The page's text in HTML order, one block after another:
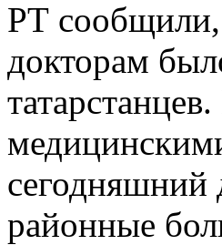
РТ сообщили,
докторам
сегодняшний
районные